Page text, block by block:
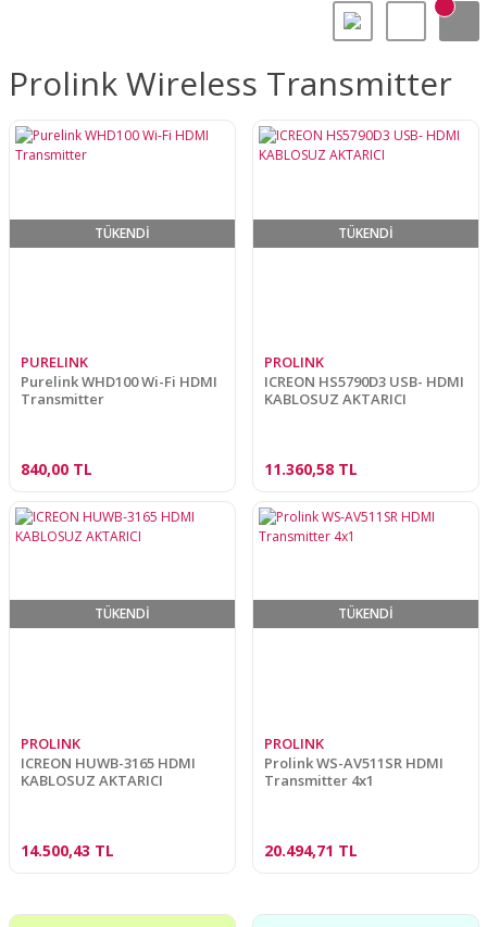
Prolink Wireless Transmitter
TÜKENDİ
PURELINK
Purelink WHD100 Wi-Fi HDMI
Transmitter
840,00 TL
TÜKENDİ
PROLINK
ICREON HS5790D3 USB- HDMI
KABLOSUZ AKTARICI
11.360,58 TL
TÜKENDİ
PROLINK
ICREON HUWB-3165 HDMI
KABLOSUZ AKTARICI
14.500,43 TL
TÜKENDİ
PROLINK
Prolink WS-AV511SR HDMI
Transmitter 4x1
20.494,71 TL